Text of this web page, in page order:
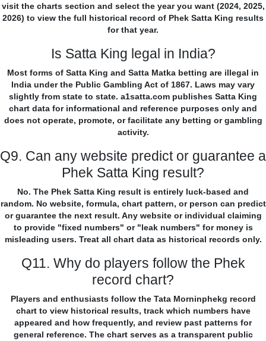
visit the charts section and select the year you want (2024, 2025,
2026) to view the full historical record of Phek Satta King results
for that year.
Is Satta King legal in India?
Most forms of Satta King and Satta Matka betting are illegal in
India under the Public Gambling Act of 1867. Laws may vary
slightly from state to state. a1satta.com publishes Satta King
chart data for informational and reference purposes only and
does not operate, promote, or facilitate any betting or gambling
activity.
Q9. Can any website predict or guarantee a
Phek Satta King result?
No. The Phek Satta King result is entirely luck-based and
random. No website, formula, chart pattern, or person can predict
or guarantee the next result. Any website or individual claiming
to provide "fixed numbers" or "leak numbers" for money is
misleading users. Treat all chart data as historical records only.
Q11. Why do players follow the Phek
record chart?
Players and enthusiasts follow the Tata Morninphekg record
chart to view historical results, track which numbers have
appeared and how frequently, and review past patterns for
general reference. The chart serves as a transparent public